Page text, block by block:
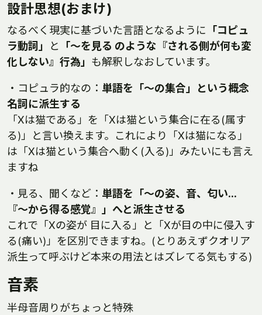
設計思想(おまけ)
なるべく現実に基づいた言語となるように 「コピュ
ラ動詞」
と
「～を見る のような『される側が何も変
化しない』行為」 も解釈しなおしています。
・コピュラ的なの： 単語を「～の集合」という概念
名詞に派生する
「Xは猫である」を「Xは猫という集合に在る(属す
る)」と言い換えます。これにより「Xは猫になる」
は「Xは猫という集合へ動く(入る)」みたいにも言え
ますね
・見る、聞くなど： 単語を「～の姿、音、匂い…
『～から得る感覚』」へと派生させる
これで「Xの姿が 目に入る」と「Xが目の中に侵入す
る(痛い)」を区別できますね。(とりあえずクオリア
派生って呼ぶけど本来の用法とはズレてる気もする)
音素
半母音周りがちょっと特殊